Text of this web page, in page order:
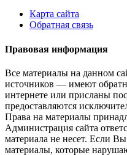
Карта сайта
Обратная связь
Правовая информация
Все материалы на данном
источников — имеют
интернете или присланы
предоставляются
Права на материалы
Администрация сайта
материала не несет. Если
материалы, которые